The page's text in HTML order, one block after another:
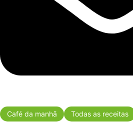
Café da manhã Todas as receitas